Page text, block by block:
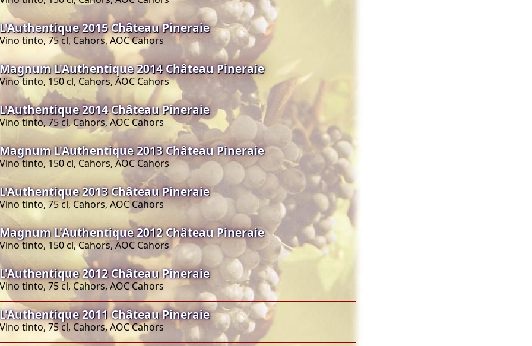
L'Authentique 2015 Château Pineraie
Vino tinto, 75 cl, Cahors, AOC Cahors
Magnum L'Authentique 2014 Château Pineraie
Vino tinto, 150 cl, Cahors, AOC Cahors
L'Authentique 2014 Château Pineraie
Vino tinto, 75 cl, Cahors, AOC Cahors
Magnum L'Authentique 2013 Château Pineraie
Vino tinto, 150 cl, Cahors, AOC Cahors
L'Authentique 2013 Château Pineraie
Vino tinto, 75 cl, Cahors, AOC Cahors
Magnum L'Authentique 2012 Château Pineraie
Vino tinto, 150 cl, Cahors, AOC Cahors
L'Authentique 2012 Château Pineraie
Vino tinto, 75 cl, Cahors, AOC Cahors
L'Authentique 2011 Château Pineraie
Vino tinto, 75 cl, Cahors, AOC Cahors